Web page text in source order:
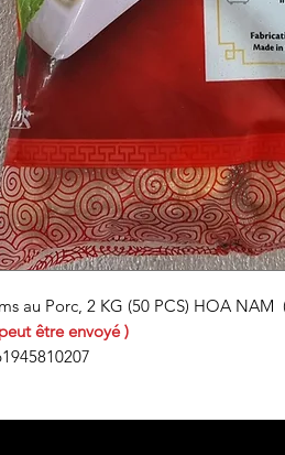
au Porc, 2 KG (50 PCS) HOA NAM
être envoyé )